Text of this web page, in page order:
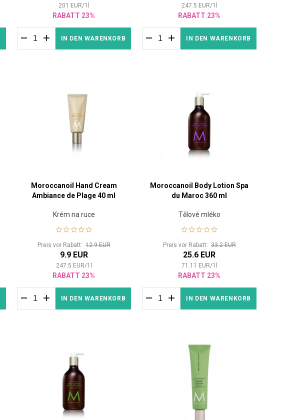
201 EUR/1
RABATT 23%
IN DEN WARENKORB
247.5 EUR/1
RABATT 23%
IN DEN WARENKORB
Moroccanoil Hand Cream
Ambiance de Plage 40 ml
Krém na ruce
Preis vor Rabatt: 12.9 EUR
9.9 EUR
247.5 EUR/1
RABATT 23%
IN DEN WARENKORB
Moroccanoil Body Lotion Spa
du Maroc 360 ml
Tělové mléko
Preis vor Rabatt:33.2 EUR
25.6 EUR
71.11 EUR/1
RABATT 23%
IN DEN WARENKORB